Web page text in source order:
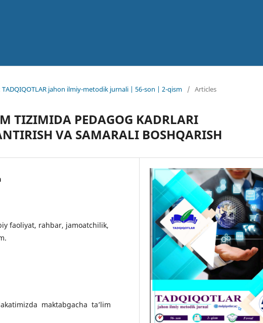
TADQIQOTLAR jahon ilmiy-metodik jurnali | 56-son | 2-qism / Articles
TIZIMIDA PEDAGOG KADRLARI
VA SAMARALI BOSHQARISH
faoliyat, rahbar, jamoatchilik,
maktabgacha ta’lim